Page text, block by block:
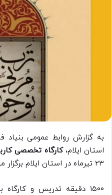
به گزارش روابط عمومی
استان ایلام،کارگاه تخصصی
۲۳ تیرماه در استان ایلام برگزار می‌گردد.
۱۵۰۰ دقیقه تدریس و کارگاه با حضور